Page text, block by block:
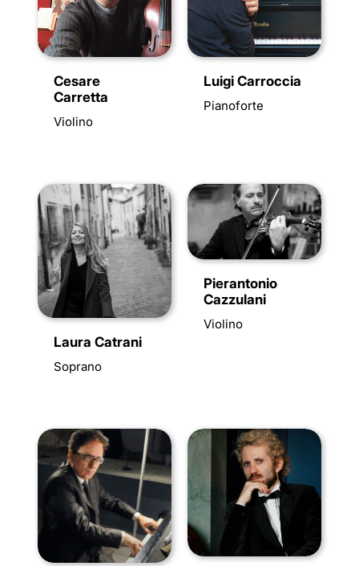
Cesare
Carretta
Violino
Luigi Carroccia
Pianoforte
Laura Catrani
Soprano
Pierantonio
Cazzulani
Violino